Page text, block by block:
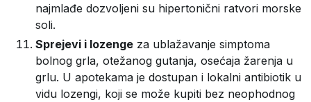
najmlađe dozvoljeni su hipertonični ratvori morske
soli.
Sprejevi i lozenge za ublažavanje simptoma
bolnog grla, otežanog gutanja, osećaja žarenja u
grlu. U apotekama je dostupan i lokalni antibiotik u
vidu lozengi, koji se može kupiti bez neophodnog